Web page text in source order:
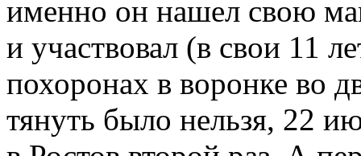
именно он нашел свою
и участвовал (в свои 11
похоронах в воронке во
тянуть было нельзя, 22